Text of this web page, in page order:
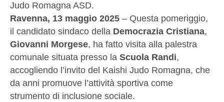
Judo Romagna ASD.
Ravenna, 13 maggio 2025 – Questa pomeriggio,
il candidato sindaco della Democrazia Cristiana,
Giovanni Morgese, ha fatto visita alla palestra
comunale situata presso la Scuola Randi,
accogliendo l’invito del Kaishi Judo Romagna, che
da anni promuove l’attività sportiva come
strumento di inclusione sociale.